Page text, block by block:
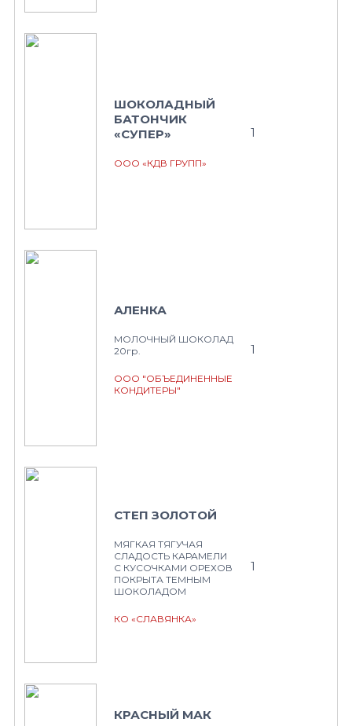
ШОКОЛАДНЫЙ
БАТОНЧИК
«СУПЕР»
ООО «КДВ ГРУПП»
1
АЛЕНКА
МОЛОЧНЫЙ ШОКОЛАД
20гр.
ООО "ОБЪЕДИНЕННЫЕ
КОНДИТЕРЫ"
1
СТЕП ЗОЛОТОЙ
МЯГКАЯ ТЯГУЧАЯ
СЛАДОСТЬ КАРАМЕЛИ
С КУСОЧКАМИ ОРЕХОВ
ПОКРЫТА ТЕМНЫМ
ШОКОЛАДОМ
КО «СЛАВЯНКА»
1
КРАСНЫЙ МАК